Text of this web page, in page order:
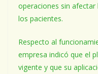
operaciones sin
los pacientes.
Respecto al
empresa indicó que el
vigente y que su